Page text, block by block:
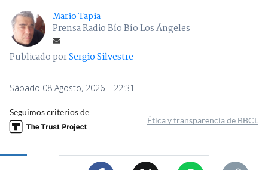
Mario Tapia
Prensa Radio Bío Bío Los Ángeles
Publicado porSergio Silvestre
Sábado 08 Agosto, 2026 | 22:31
Seguimos criterios de
Ética y transparencia de BBCL